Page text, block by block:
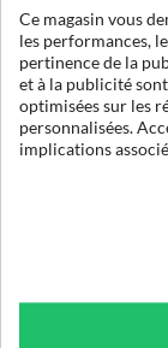
Ce magasin vous
les performances,
pertinence de la
et à la publicité
optimisées sur les
personnalisées.
implications